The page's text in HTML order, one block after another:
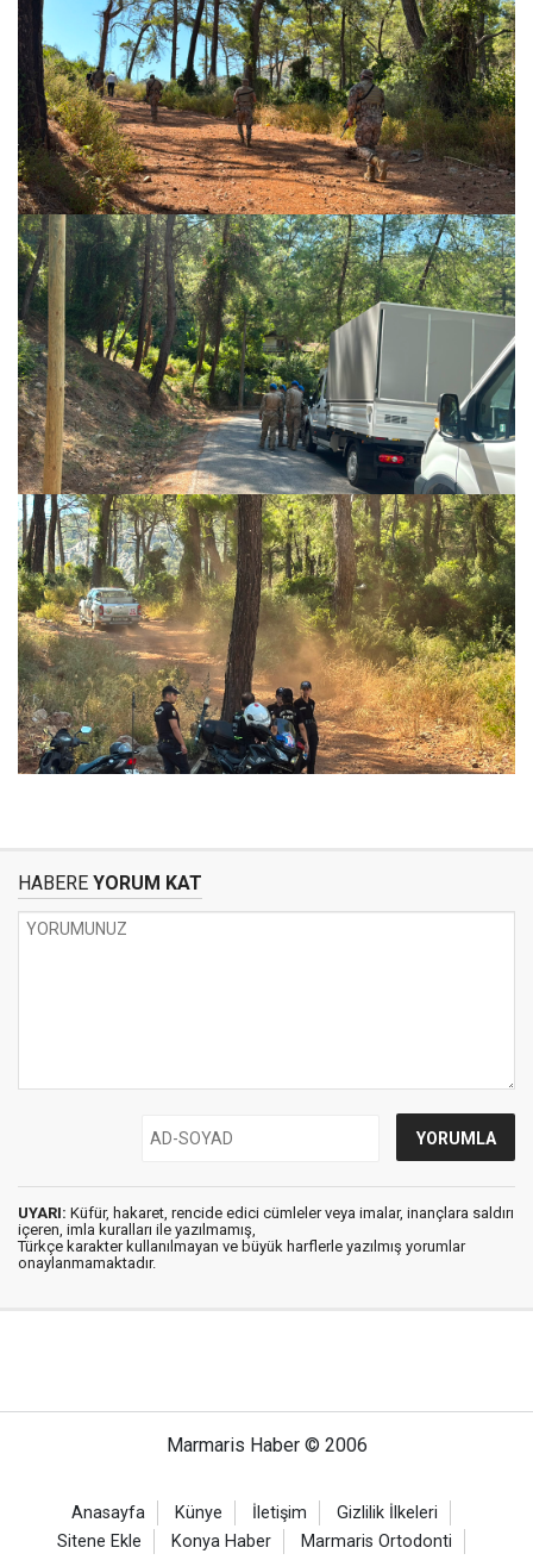
HABERE YORUM KAT
UYARI: Küfür, hakaret, rencide edici cümleler veya imalar, inançlara saldırı
içeren, imla kuralları ile yazılmamış,
Türkçe karakter kullanılmayan ve büyük harflerle yazılmış yorumlar
onaylanmamaktadır.
Marmaris Haber © 2006
Anasayfa Künye İletişim
Gizlilik İlkeleri
Sitene Ekle
Konya Haber
Marmaris Ortodonti